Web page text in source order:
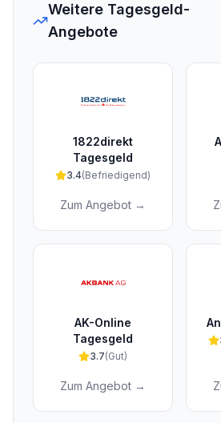
Weitere Tagesgeld-
Angebote
1822direkt
Tagesgeld
3.4(Befriedigend)
Zum Angebot →
AK-Online
Tagesgeld
3.7(Gut)
Zum Angebot →